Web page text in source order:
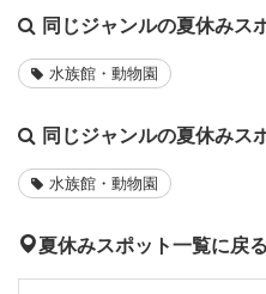
同じジャンルの夏休みス
水族館・動物園
同じジャンルの夏休みス
水族館・動物園
夏休みスポット一覧に戻る